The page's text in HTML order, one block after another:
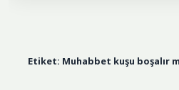
Etiket: Muhabbet kuşu boşalır